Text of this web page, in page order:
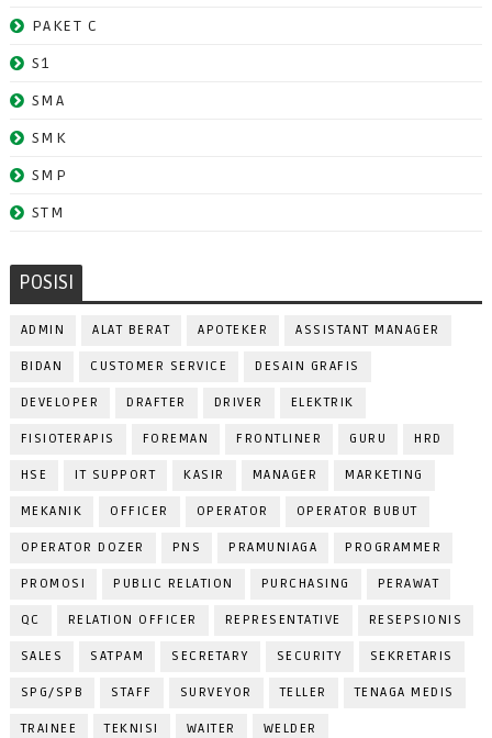
PAKET C
S1
SMA
SMK
SMP
STM
POSISI
ADMIN ALAT BERAT APOTEKER ASSISTANT MANAGER
BIDAN CUSTOMER SERVICE DESAIN GRAFIS
DEVELOPER DRAFTER DRIVER ELEKTRIK
FISIOTERAPIS FOREMAN FRONTLINER GURU HRD
HSE IT SUPPORT KASIR MANAGER MARKETING
MEKANIK OFFICER OPERATOR OPERATOR BUBUT
OPERATOR DOZER PNS PRAMUNIAGA PROGRAMMER
PROMOSI PUBLIC RELATION PURCHASING PERAWAT
QC RELATION OFFICER REPRESENTATIVE RESEPSIONIS
SALES SATPAM SECRETARY SECURITY SEKRETARIS
SPG/SPB STAFF SURVEYOR TELLER TENAGA MEDIS
TRAINEE TEKNISI WAITER WELDER